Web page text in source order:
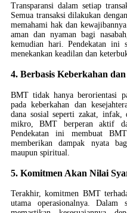
Transparansi dalam setiap
Semua transaksi dilakukan
memahami hak dan
aman dan nyaman bagi
kemudian hari. Pendekatan ini
menekankan keadilan dan
4. Berbasis Keberkahan
BMT tidak hanya berorientasi
pada keberkahan dan
dana sosial seperti zakat, infak,
mikro, BMT berperan aktif
Pendekatan ini membuat
memberikan dampak nyata
maupun spiritual.
5. Komitmen Akan Nilai
Terakhir, komitmen BMT
utama operasionalnya.